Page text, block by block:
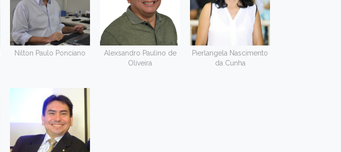
Nilton Paulo Ponciano
Alexsandro Paulino de
Oliveira
Pierlangela Nascimento
da Cunha